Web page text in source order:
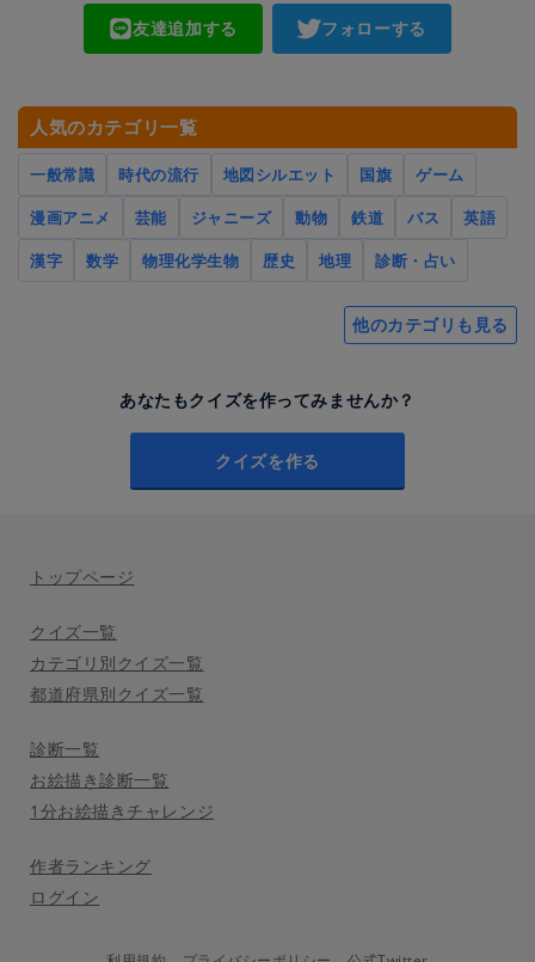
友達追加する フォローする
人気のカテゴリ一覧
一般常識 時代の流行 地図シルエット 国旗
ゲーム
漫画アニメ
芸能 ジャニーズ 動物 鉄道 バス
英語
漢字
数学 物理化学生物 歴史 地理 診断・占い
他のカテゴリも見る
あなたもクイズを作ってみませんか？
クイズを作る
トップページ
クイズ一覧
カテゴリ別クイズ一覧
都道府県別クイズ一覧
診断一覧
お絵描き診断一覧
1分お絵描きチャレンジ
作者ランキング
ログイン